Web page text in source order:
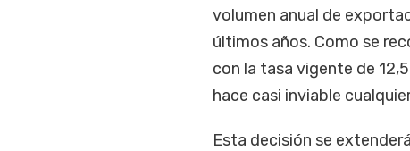
volumen anual de
últimos años. Como se
con la tasa vigente de
hace casi inviable
Esta decisión se